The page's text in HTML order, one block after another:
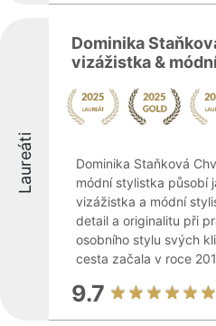
Laureáti
Dominika
vizážistka &
Dominika Staňková
módní stylistka působí
vizážistka a módní
detail a originalitu při
osobního stylu svých
cesta začala v roce
9.7